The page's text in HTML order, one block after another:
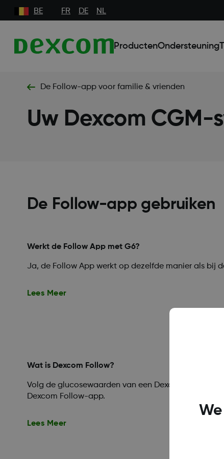
BE FR DE NL
ProductenOndersteuning
De Follow-app voor familie & vrienden
Uw Dexcom CGM-
De Follow-app gebruiken
Werkt de Follow App met G6?
Ja, de Follow App werkt op dezelfde manier als bij
Lees Meer
Wat is Dexcom Follow?
Volg de glucosewaarden van een Dexcom CGM-
Dexcom Follow-app.
Lees Meer